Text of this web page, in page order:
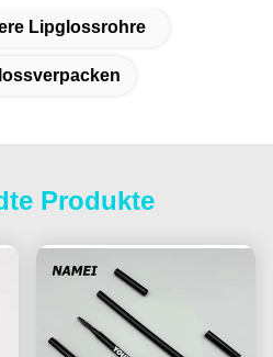
Lipglossrohre
Produkte